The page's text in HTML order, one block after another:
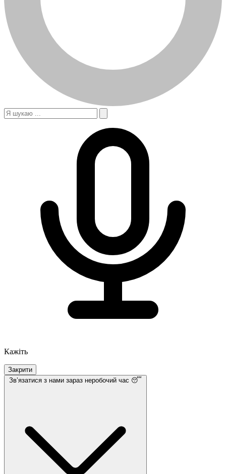
Кажіть
Закрити
Звʼязатися з нами зараз неробочий час 😴